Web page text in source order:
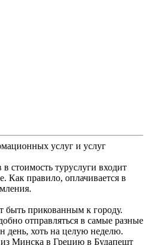
услуг и услуг
стоимость туруслуги входит
Как правило, оплачивается в
прикованным к городу.
отправляться в самые разные
день, хоть на целую неделю.
из Минска в Грецию в Будапешт